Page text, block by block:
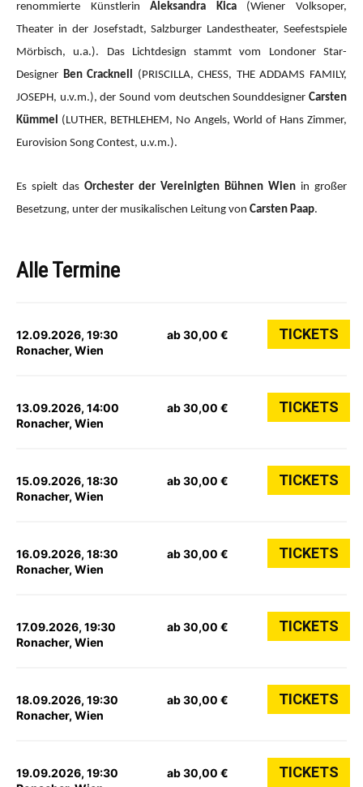
renommierte KünstlerinAleksandra Kica(Wiener Volksoper,
Theater in der Josefstadt, Salzburger Landestheater, Seefestspiele
Mörbisch, u.a.). Das Lichtdesign stammt vom Londoner Star-
Designer Ben Cracknell (PRISCILLA, CHESS, THE ADDAMS FAMILY,
JOSEPH, u.v.m.), der Sound vom deutschen Sounddesigner Carsten
Kümmel (LUTHER, BETHLEHEM, No Angels, World of Hans Zimmer,
Eurovision Song Contest, u.v.m.).
Es spielt das Orchester der Vereinigten Bühnen Wien in großer
Besetzung, unter der musikalischen Leitung von Carsten Paap.
Alle Termine
12.09.2026, 19:30
Ronacher, Wien
ab 30,00 € TICKETS
13.09.2026, 14:00
Ronacher, Wien
ab 30,00 € TICKETS
15.09.2026, 18:30
Ronacher, Wien
ab 30,00 € TICKETS
16.09.2026, 18:30
Ronacher, Wien
ab 30,00 € TICKETS
17.09.2026, 19:30
Ronacher, Wien
ab 30,00 € TICKETS
18.09.2026, 19:30
Ronacher, Wien
ab 30,00 € TICKETS
19.09.2026, 19:30
ab 30,00 € TICKETS